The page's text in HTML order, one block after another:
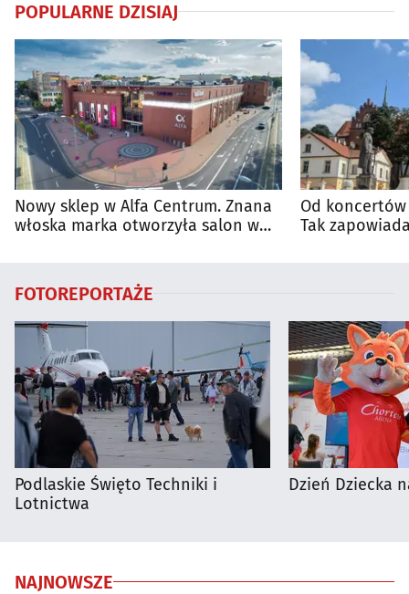
POPULARNE DZISIAJ
Nowy sklep w Alfa Centrum. Znana
włoska marka otworzyła salon w
Od
Tak
FOTOREPORTAŻE
Podlaskie Święto Techniki i
Lotnictwa
Dzień Dziecka
NAJNOWSZE